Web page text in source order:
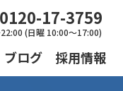
0120-17-3759
(日曜 10:00～17:00)
ブログ 採用情報